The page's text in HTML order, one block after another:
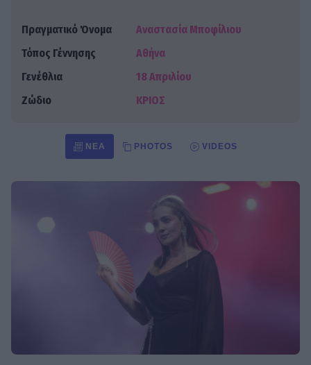
Πραγματικό Όνομα
Αναστασία Μποφίλιου
Τόπος Γέννησης
Αθήνα
Γενέθλια
18 Απριλίου
Ζώδιο
ΚΡΙΟΣ
ΝΈΑ PHOTOS VIDEOS